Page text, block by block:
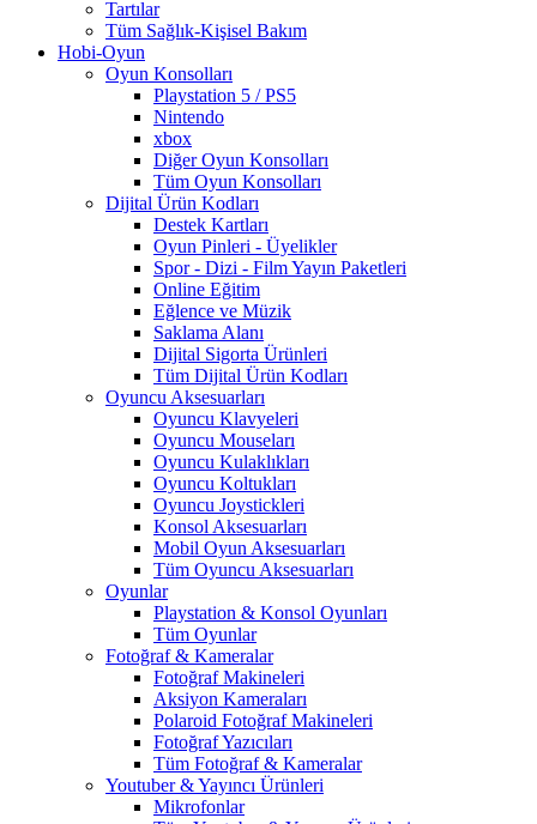
Tartılar
Tüm Sağlık-Kişisel Bakım
Hobi-Oyun
Oyun Konsolları
Playstation 5 / PS5
Nintendo
xbox
Diğer Oyun Konsolları
Tüm Oyun Konsolları
Dijital Ürün Kodları
Destek Kartları
Oyun Pinleri - Üyelikler
Spor - Dizi - Film Yayın Paketleri
Online Eğitim
Eğlence ve Müzik
Saklama Alanı
Dijital Sigorta Ürünleri
Tüm Dijital Ürün Kodları
Oyuncu Aksesuarları
Oyuncu Klavyeleri
Oyuncu Mouseları
Oyuncu Kulaklıkları
Oyuncu Koltukları
Oyuncu Joystickleri
Konsol Aksesuarları
Mobil Oyun Aksesuarları
Tüm Oyuncu Aksesuarları
Oyunlar
Playstation & Konsol Oyunları
Tüm Oyunlar
Fotoğraf & Kameralar
Fotoğraf Makineleri
Aksiyon Kameraları
Polaroid Fotoğraf Makineleri
Fotoğraf Yazıcıları
Tüm Fotoğraf & Kameralar
Youtuber & Yayıncı Ürünleri
Mikrofonlar